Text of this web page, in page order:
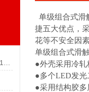
单级组合式滑
捷五大优点，
花等不安全因
单级组合式滑
●外壳采用冷
●多个LED发
●采用结构胶